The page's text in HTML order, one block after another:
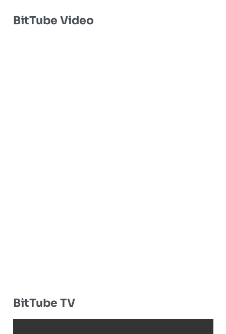
BitTube Video
BitTube TV